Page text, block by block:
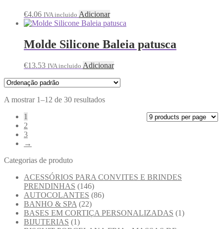
€4.06 IVA incluido Adicionar
Molde Silicone Baleia patusca
€13.53 IVA incluido Adicionar
A mostrar 1–12 de 30 resultados
1
2
3
→
Categorias de produto
ACESSÓRIOS PARA CONVITES E BRINDES
PRENDINHAS (146)
AUTOCOLANTES (86)
BANHO & SPA (22)
BASES EM CORTIÇA PERSONALIZADAS (1)
BIJUTERIAS (1)